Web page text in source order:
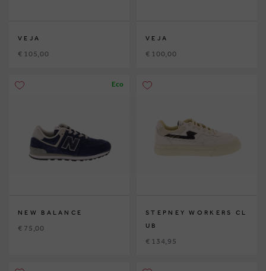
VEJA
€ 105,00
VEJA
€ 100,00
Eco
NEW BALANCE
€ 75,00
STEPNEY WORKERS CL
UB
€ 134,95